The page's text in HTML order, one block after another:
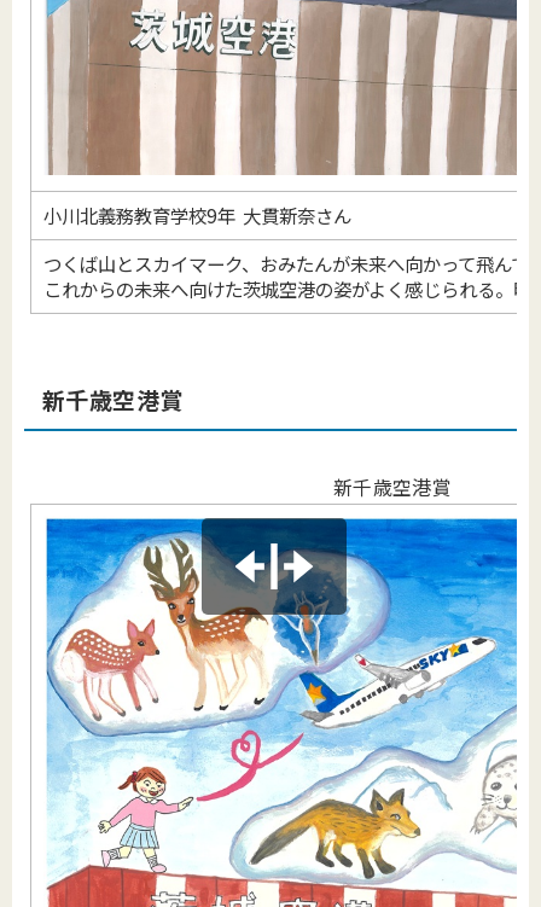
小川北義務教育学校9年 大貫新奈さん
つくば山とスカイマーク、おみたんが未来へ向かって飛んで
これからの未来へ向けた茨城空港の姿がよく感じられる。
新千歳空港賞
新千歳空港賞